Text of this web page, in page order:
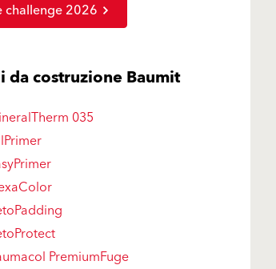
challenge 2026
da costruzione Baumit
035
PremiumFuge